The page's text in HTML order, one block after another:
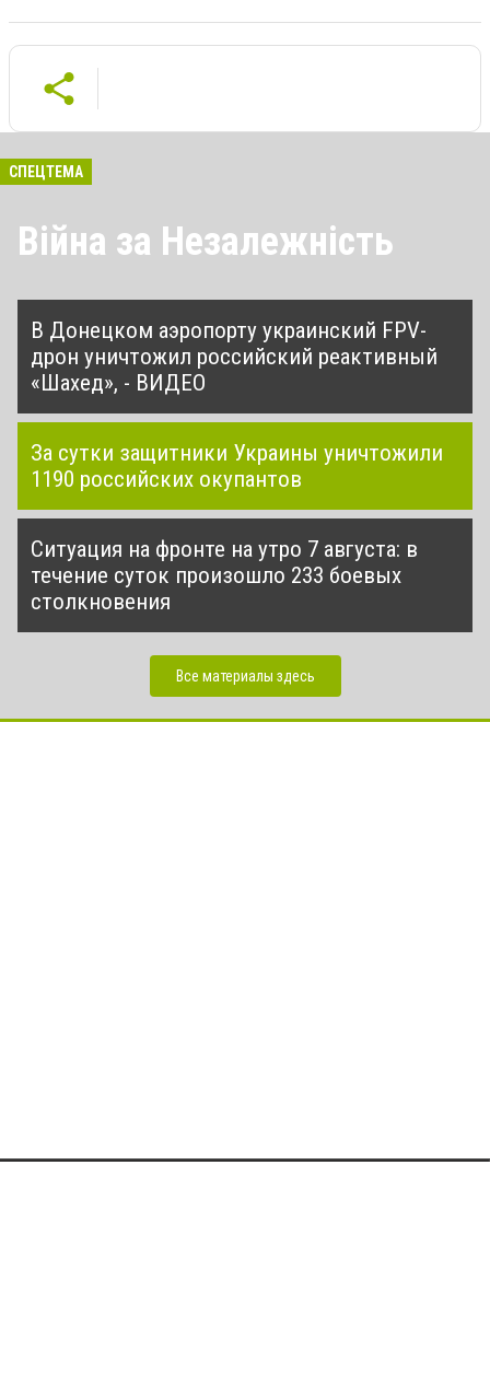
СПЕЦТЕМА
Війна за Незалежність
В Донецком аэропорту украинский FPV-
дрон уничтожил российский реактивный
«Шахед», - ВИДЕО
За сутки защитники Украины уничтожили
1190 российских окупантов
Ситуация на фронте на утро 7 августа: в
течение суток произошло 233 боевых
столкновения
Все материалы здесь